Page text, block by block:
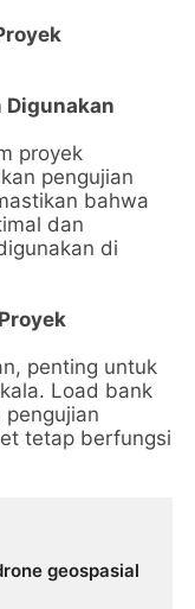
Digunakan
proyek
pengujian
bahwa
dan
di
penting untuk
Load bank
tetap berfungsi
geospasial